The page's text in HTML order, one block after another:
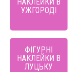
УЖГОРОДІ
ФІГУРНІ
НАКЛЕЙКИ В
ЛУЦЬКУ